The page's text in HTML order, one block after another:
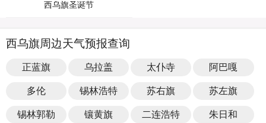
西乌旗圣诞节
西乌旗周边天气预报查询
正蓝旗 乌拉盖 太仆寺 阿巴嘎
多伦 锡林浩特 苏右旗 苏左旗
锡林郭勒 镶黄旗 二连浩特 朱日和